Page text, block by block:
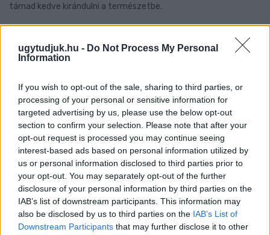
ugytudjuk.hu - Do Not Process My Personal
Information
If you wish to opt-out of the sale, sharing to third parties, or
processing of your personal or sensitive information for
targeted advertising by us, please use the below opt-out
section to confirm your selection. Please note that after your
opt-out request is processed you may continue seeing
interest-based ads based on personal information utilized by
us or personal information disclosed to third parties prior to
your opt-out. You may separately opt-out of the further
disclosure of your personal information by third parties on the
IAB’s list of downstream participants. This information may
also be disclosed by us to third parties on the IAB’s List of
Downstream Participants that may further disclose it to other
támad kedve kirándulni a természetbe.
Szólj hozzá!